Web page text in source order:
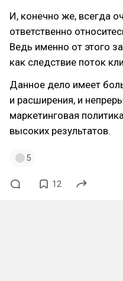
И, конечно же, всегда
ответственно
Ведь именно от этого
как следствие поток
Данное дело имеет
и расширения, и
маркетинговая
высоких результатов.
5
12